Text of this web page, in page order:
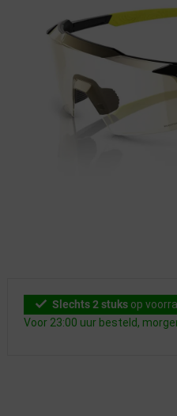
Slechts 2 stuks op
Voor 23:00 uur besteld,